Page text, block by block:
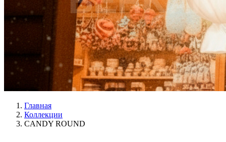
Главная
Коллекции
CANDY ROUND